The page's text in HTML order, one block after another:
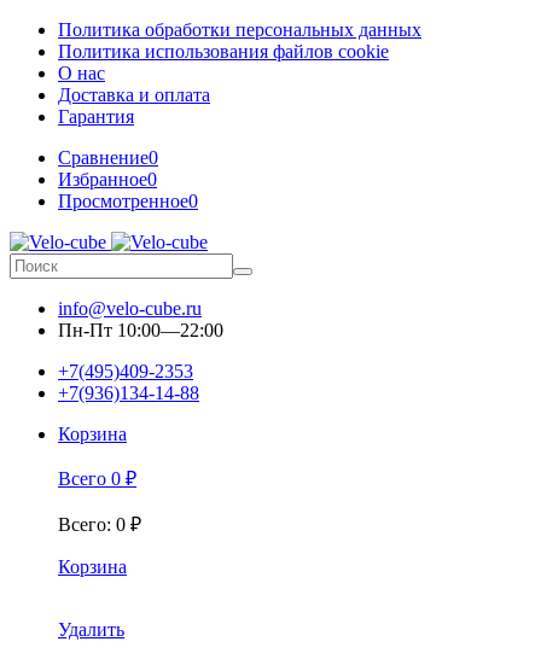
Политика обработки персональных данных
Политика использования файлов cookie
О нас
Доставка и оплата
Гарантия
Сравнение0
Избранное0
Просмотренное0
info@velo-cube.ru
Пн-Пт 10:00—22:00
+7(495)409-2353
+7(936)134-14-88
Корзина
Всего 0 ₽
Всего: 0 ₽
Корзина
Удалить